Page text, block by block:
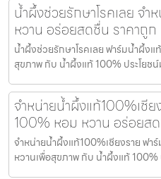
น้ำผึ้งช่วยรักษาโรคเลย จ
หวาน อร่อยสดชื่น ราคาถูก
น้ำผึ้งช่วยรักษาโรคเลย ฟาร์มน้ำผึ้ง
สุขภาพ กับ น้ำผึ้งแท้ 100% ประโยช
จำหน่ายน้ำผึ้งแท้100%เชี
100% หอม หวาน อร่อยส
จำหน่ายน้ำผึ้งแท้100%เชียงราย ฟา
หวานเพื่อสุขภาพ กับ น้ำผึ้งแท้ 100%